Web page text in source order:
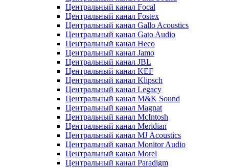
Центральный канал Focal
Центральный канал Fostex
Центральный канал Gallo Acoustics
Центральный канал Gato Audio
Центральный канал Heco
Центральный канал Jamo
Центральный канал JBL
Центральный канал KEF
Центральный канал Klipsch
Центральный канал Legacy
Центральный канал M&K Sound
Центральный канал Magnat
Центральный канал McIntosh
Центральный канал Meridian
Центральный канал MJ Acoustics
Центральный канал Monitor Audio
Центральный канал Morel
Центральный канал Paradigm